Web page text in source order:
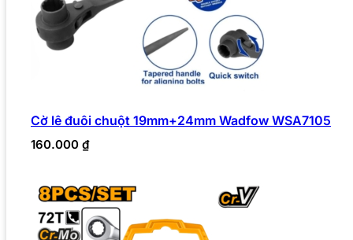
Cờ lê đuôi chuột 19mm+24mm Wadfow WSA7105
160.000 ₫